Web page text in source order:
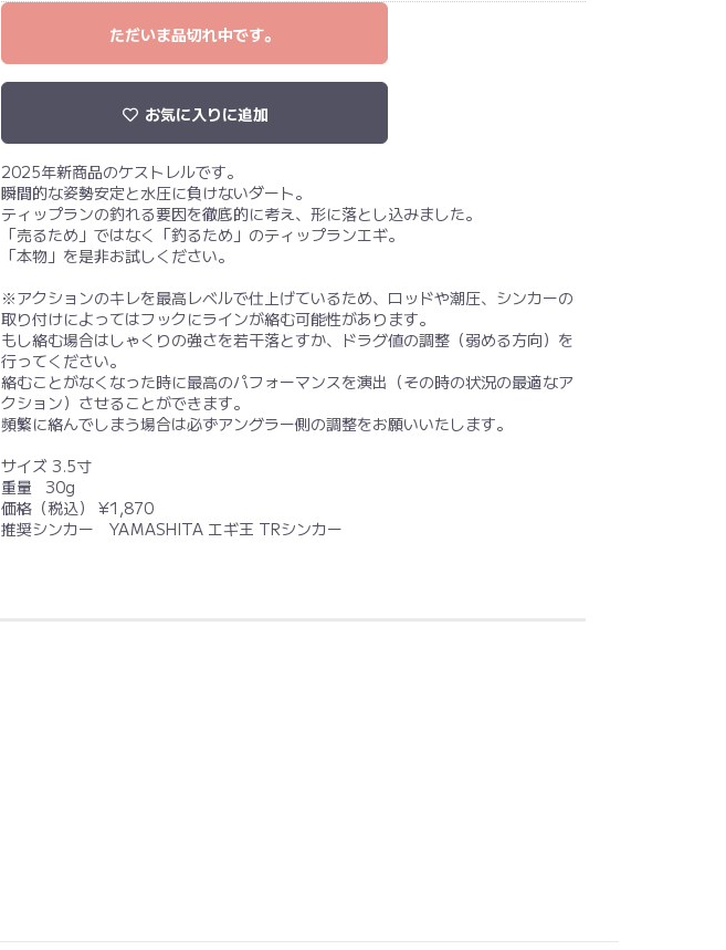
ただいま品切れ中です。
お気に入りに追加
2025年新商品のケストレルです。
瞬間的な姿勢安定と水圧に負けないダート。
ティップランの釣れる要因を徹底的に考え、形に落とし込みました。
「売るため」ではなく「釣るため」のティップランエギ。
「本物」を是非お試しください。
※アクションのキレを最高レベルで仕上げているため、ロッドや潮圧、シンカーの
取り付けによってはフックにラインが絡む可能性があります。
もし絡む場合はしゃくりの強さを若干落とすか、ドラグ値の調整（弱める方向）を
行ってください。
絡むことがなくなった時に最高のパフォーマンスを演出（その時の状況の最適なア
クション）させることができます。
頻繁に絡んでしまう場合は必ずアングラー側の調整をお願いいたします。
サイズ 3.5寸
重量 30g
価格（税込） ¥1,870
推奨シンカー YAMASHITA エギ王 TRシンカー